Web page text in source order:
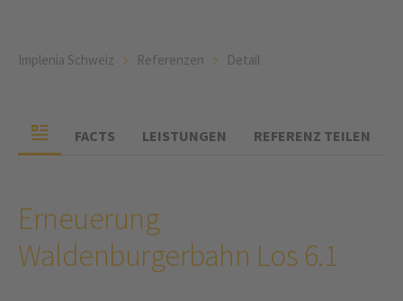
Implenia Schweiz Referenzen Detail
FACTS LEISTUNGEN REFERENZ TEILEN
Erneuerung
Waldenburgerbahn Los 6.1